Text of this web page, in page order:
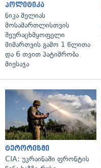
პოლიტიკა
ნიკა მელიას
მოსამართლისთვის
შეურაცხმყოფელი
მიმართვის გამო 1 წლითა
და 6 თვით პატიმრობა
მიესაჯა
ტერორიზმი
CIA: უკრაინაში ფრონტის